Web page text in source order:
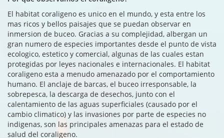
El habitat coraligeno es unico en el mundo, y esta entre los
mas ricos y bellos paisajes que se puedan observar en
inmersion de buceo. Gracias a su complejidad, albergan un
gran numero de especies importantes desde el punto de vista
ecologico, estetico y comercial, algunas de las cuales estan
protegidas por leyes nacionales e internacionales. El habitat
coraligeno esta a menudo amenazado por el comportamiento
humano. El anclaje de barcas, el buceo irresponsable, la
sobrepesca, la descarga de desechos, junto con el
calentamiento de las aguas superficiales (causado por el
cambio climatico) y las invasiones por parte de especies no
indigenas, son las principales amenazas para el estado de
salud del coraligeno.